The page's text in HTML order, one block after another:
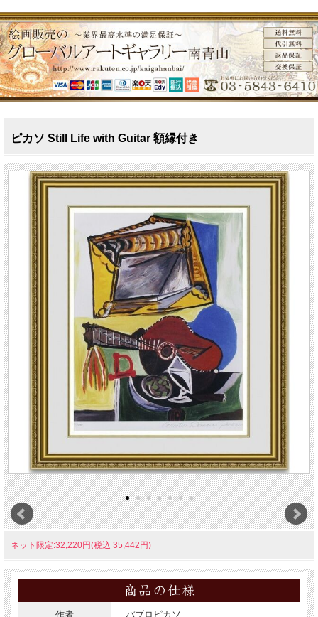
ピカソ Still Life with Guitar 額縁付き
ネット限定:32,220円(税込 35,442円)
作者 パブロピカソ